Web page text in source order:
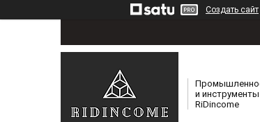
Создать сайт
и
RiDincome